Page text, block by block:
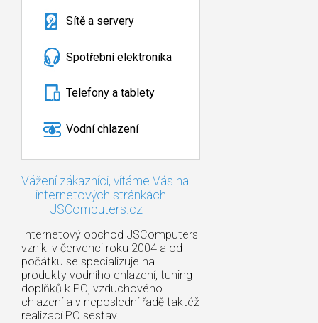
Sítě a servery
Spotřební elektronika
Telefony a tablety
Vodní chlazení
Vážení zákazníci, vítáme Vás na
internetových stránkách
JSComputers.cz
Internetový obchod JSComputers
vznikl v červenci roku 2004 a od
počátku se specializuje na
produkty vodního chlazení, tuning
doplňků k PC, vzduchového
chlazení a v neposlední řadě taktéž
realizací PC sestav.